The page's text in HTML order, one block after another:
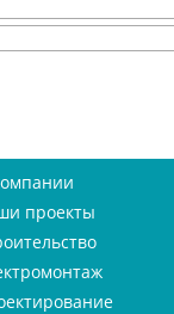
проекты